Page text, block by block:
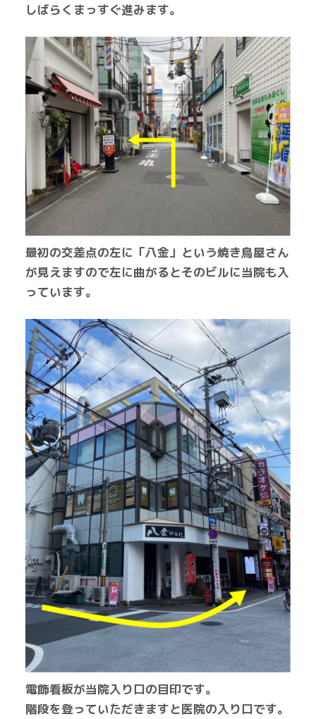
しばらくまっすぐ進みます。
最初の交差点の左に 「八金」という焼き鳥屋さん
が見えますので左に曲がるとそのビルに当院も入
っています。
電飾看板が当院入り口の目印です。
階段を登っていただきますと医院の入り口です。